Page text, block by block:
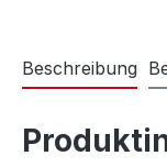
Beschreibung